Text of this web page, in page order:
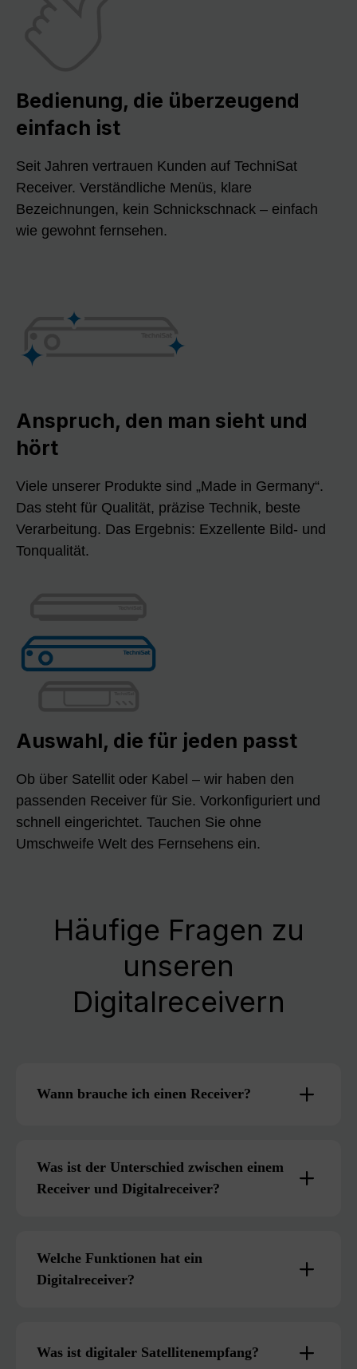
Bedienung, die überzeugend
einfach ist
Seit Jahren vertrauen Kunden auf TechniSat
Receiver. Verständliche Menüs, klare
Bezeichnungen, kein Schnickschnack – einfach
wie gewohnt fernsehen.
Anspruch, den man sieht und
hört
Viele unserer Produkte sind „Made in Germany“.
Das steht für Qualität, präzise Technik, beste
Verarbeitung. Das Ergebnis: Exzellente Bild- und
Tonqualität.
Auswahl, die für jeden passt
Ob über Satellit oder Kabel – wir haben den
passenden Receiver für Sie. Vorkonfiguriert und
schnell eingerichtet. Tauchen Sie ohne
Umschweife Welt des Fernsehens ein.
Häufige Fragen zu
unseren
Digitalreceivern
Wann brauche ich einen Receiver?
Was ist der Unterschied zwischen einem
Receiver und Digitalreceiver?
Welche Funktionen hat ein
Digitalreceiver?
Was ist digitaler Satellitenempfang?